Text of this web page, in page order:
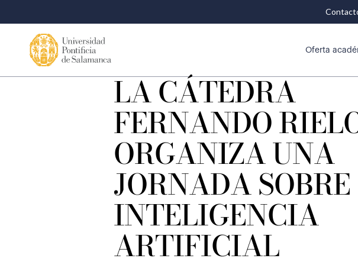
Oferta
LA CÁTEDRA
FERNANDO
ORGANIZA UNA
JORNADA SOBRE
INTELIGENCIA
ARTIFICIAL